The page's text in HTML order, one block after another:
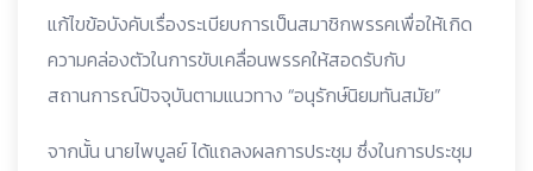
แก้ไขข้อบังคับเรื่องระเบียบการเป็นสมาชิกพรรคเพื่อให้เกิด
ความคล่องตัวในการขับเคลื่อนพรรคให้สอดรับกับ
สถานการณ์ปัจจุบันตามแนวทาง “อนุรักษ์นิยมทันสมัย”
จากนั้น นายไพบูลย์ ได้แถลงผลการประชุม ซึ่งในการประชุม